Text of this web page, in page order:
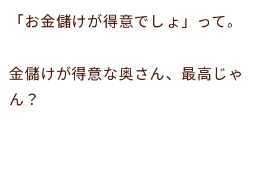
「お金儲けが得意でしょ」って。
金儲けが得意な奥さん、最高じゃ
ん？